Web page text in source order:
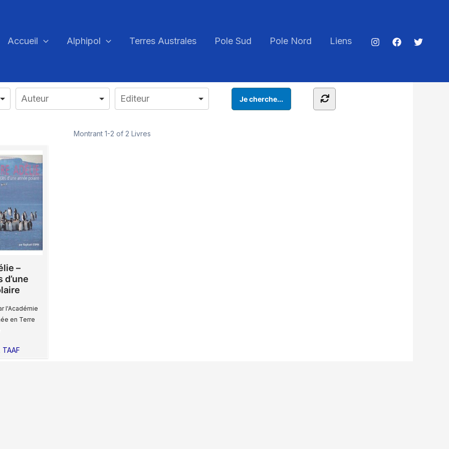
Accueil Alphipol Terres Australes Pole Sud Pole Nord Liens
Montrant 1-2 of 2 Livres
–
d’une
l'Académie
en Terre
TAAF